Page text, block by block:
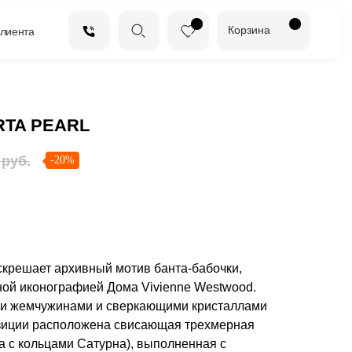
Корзина
PEARL
руб. -20%
архивный мотив банта-бабочки,
иконографией Дома Vivienne Westwood.
жемчужинами и сверкающими кристаллами
расположена свисающая трехмерная
с кольцами Сатурна), выполненная с